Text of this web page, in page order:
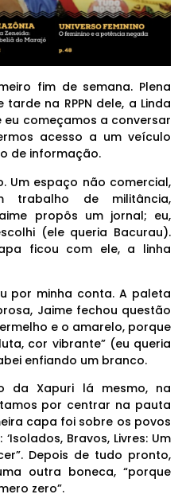
fim de semana. Plena
na RPPN dele, a Linda
eu começamos a conversar
acesso a um veículo
de informação.
Um espaço não comercial,
trabalho de militância,
propôs um jornal; eu,
(ele queria Bacurau).
ficou com ele, a linha
por minha conta. A paleta
Jaime fechou questão
e o amarelo, porque
cor vibrante” (eu queria
enfiando um branco.
da Xapuri lá mesmo, na
por centrar na pauta
capa foi sobre os povos
Bravos, Livres: Um
Depois de tudo pronto,
outra boneca, “porque
zero”.